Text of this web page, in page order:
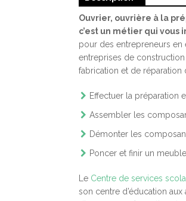
Ouvrier, ouvrière à la
c’est un métier qui vous
pour des entrepreneurs en
entreprises de
fabrication et de réparation
Effectuer la préparation
Assembler les
Démonter les
Poncer et finir un meuble
Le Centre de services
son centre d’éducation aux